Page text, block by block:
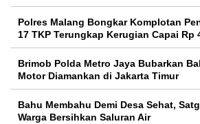
Polres Malang Bongkar Komplotan
17 TKP Terungkap Kerugian Capai Rp
Brimob Polda Metro Jaya Bubarkan
Motor Diamankan di Jakarta Timur
Bahu Membahu Demi Desa Sehat,
Warga Bersihkan Saluran Air